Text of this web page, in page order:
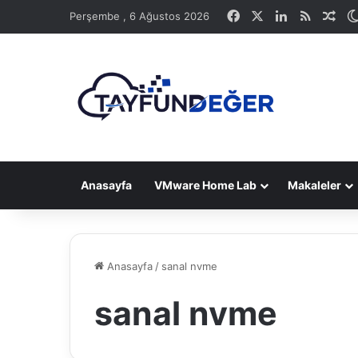
Perşembe , 6 Ağustos 2026 Facebook LinkedIn
RSS
Anasayfa VMware Home Lab Makaleler
Anasayfa / sanal nvme
sanal nvme